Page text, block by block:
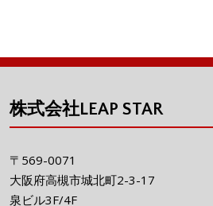
株式会社LEAP STAR
〒569-0071
大阪府高槻市城北町2-3-17
泉ビル3F/4F